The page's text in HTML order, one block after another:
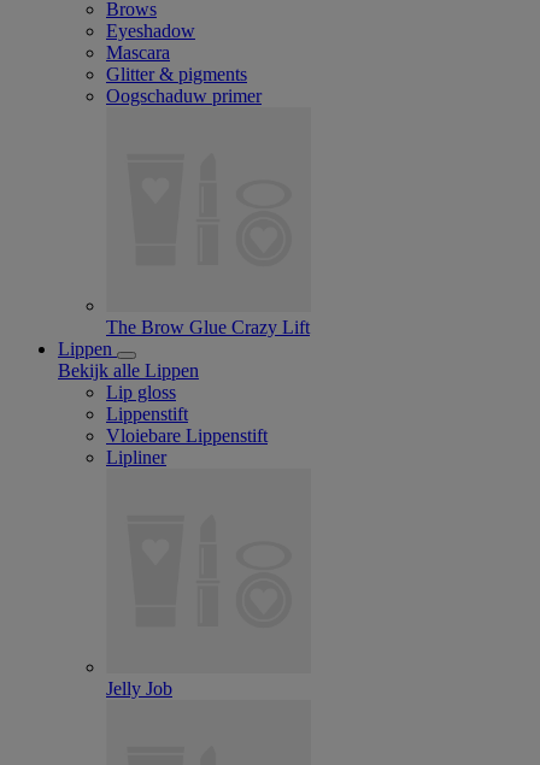
Brows
Eyeshadow
Mascara
Glitter & pigments
Oogschaduw primer
The Brow Glue Crazy Lift
Lippen
Bekijk alle Lippen
Lip gloss
Lippenstift
Vloiebare Lippenstift
Lipliner
Jelly Job